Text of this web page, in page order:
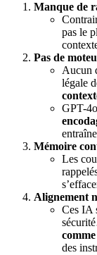
Manque de
pas le
Pas de
Aucun
légale
GPT-
Mémoire
Les
Alignement
Ces IA
comme
des